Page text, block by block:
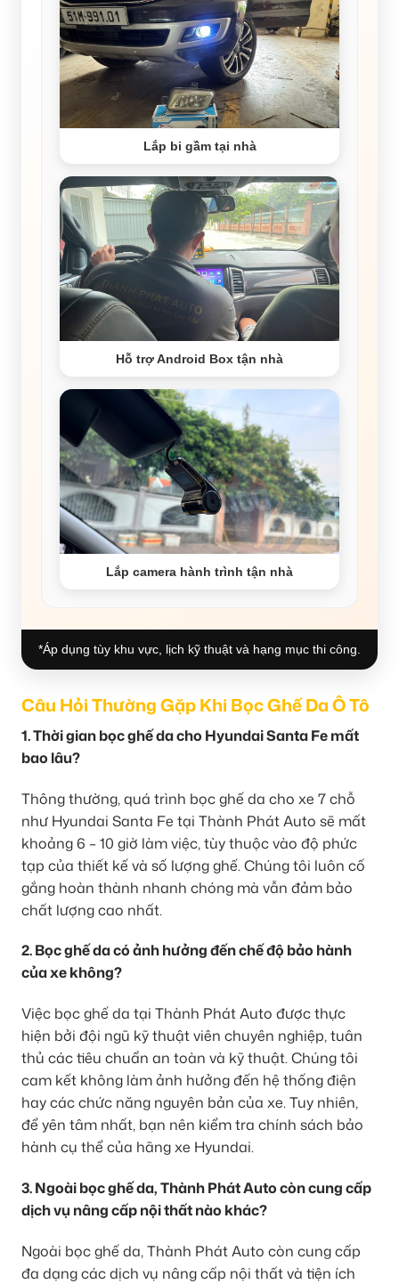
Lắp bi gầm tại nhà
Hỗ trợ Android Box tận nhà
Lắp camera hành trình tận nhà
*Áp dụng tùy khu vực, lịch kỹ thuật và hạng mục thi công.
Câu Hỏi Thường Gặp Khi Bọc Ghế Da Ô Tô
1. Thời gian bọc ghế da cho Hyundai Santa Fe mất
bao lâu?
Thông thường, quá trình bọc ghế da cho xe 7 chỗ
như Hyundai Santa Fe tại Thành Phát Auto sẽ mất
khoảng 6 – 10 giờ làm việc, tùy thuộc vào độ phức
tạp của thiết kế và số lượng ghế. Chúng tôi luôn cố
gắng hoàn thành nhanh chóng mà vẫn đảm bảo
chất lượng cao nhất.
2. Bọc ghế da có ảnh hưởng đến chế độ bảo hành
của xe không?
Việc bọc ghế da tại Thành Phát Auto được thực
hiện bởi đội ngũ kỹ thuật viên chuyên nghiệp, tuân
thủ các tiêu chuẩn an toàn và kỹ thuật. Chúng tôi
cam kết không làm ảnh hưởng đến hệ thống điện
hay các chức năng nguyên bản của xe. Tuy nhiên,
để yên tâm nhất, bạn nên kiểm tra chính sách bảo
hành cụ thể của hãng xe Hyundai.
3. Ngoài bọc ghế da, Thành Phát Auto còn cung cấp
dịch vụ nâng cấp nội thất nào khác?
Ngoài bọc ghế da, Thành Phát Auto còn cung cấp
đa dạng các dịch vụ nâng cấp nội thất và tiện ích